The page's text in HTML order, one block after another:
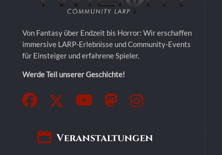
Von Fantasy über Endzeit bis Horror: Wir erschaffen
immersive LARP-Erlebnisse und Community-Events
für Einsteiger und erfahrene Spieler.
Werde Teil unserer Geschichte!
Veranstaltungen